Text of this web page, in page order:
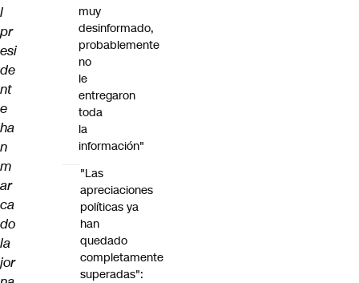
l
pr
esi
de
nt
e
ha
n
m
ar
ca
do
la
jor
muy
desinformado,
probablemente
no
le
entregaron
toda
la
información"
"Las
apreciaciones
políticas ya
han
quedado
completamente
superadas":